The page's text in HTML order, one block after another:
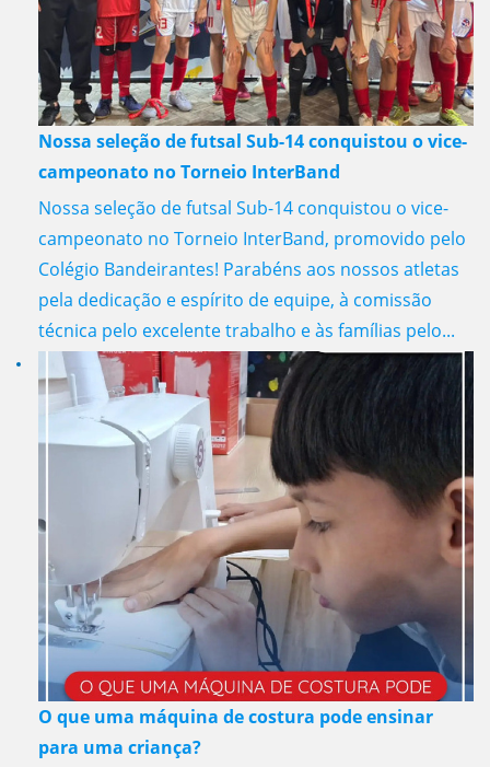
Nossa seleção de futsal Sub-14 conquistou o vice-
campeonato no Torneio InterBand
Nossa seleção de futsal Sub-14 conquistou o vice-
campeonato no Torneio InterBand, promovido pelo
Colégio Bandeirantes! Parabéns aos nossos atletas
pela dedicação e espírito de equipe, à comissão
técnica pelo excelente trabalho e às famílias pelo...
O que uma máquina de costura pode ensinar
para uma criança?